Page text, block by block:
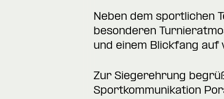
Neben dem sportlichen
besonderen
und einem Blickfang auf
Zur Siegerehrung
Sportkommunikation